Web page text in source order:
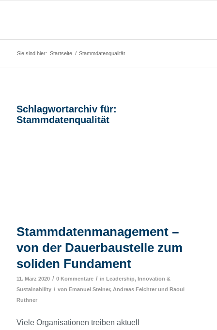
Sie sind hier: Startseite / Stammdatenqualität
Schlagwortarchiv für:
Stammdatenqualität
Stammdatenmanagement –
von der Dauerbaustelle zum
soliden Fundament
11. März 2020 / 0 Kommentare / in Leadership, Innovation &
Sustainability / von Emanuel Steiner, Andreas Feichterund Raoul
Ruthner
Viele Organisationen treiben aktuell